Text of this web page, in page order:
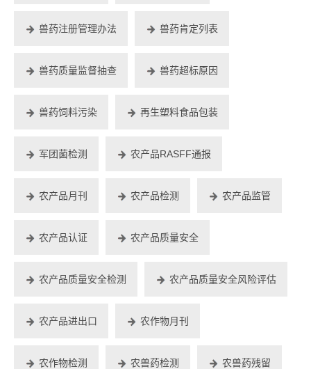
兽药注册管理办法 兽药肯定列表
兽药质量监督抽查 兽药超标原因
兽药饲料污染 再生塑料食品包装
军团菌检测 农产品RASFF通报
农产品月刊 农产品检测 农产品监管
农产品认证 农产品质量安全
农产品质量安全检测 农产品质量安全风险评估
农产品进出口 农作物月刊
农作物检测 农兽药检测 农兽药残留